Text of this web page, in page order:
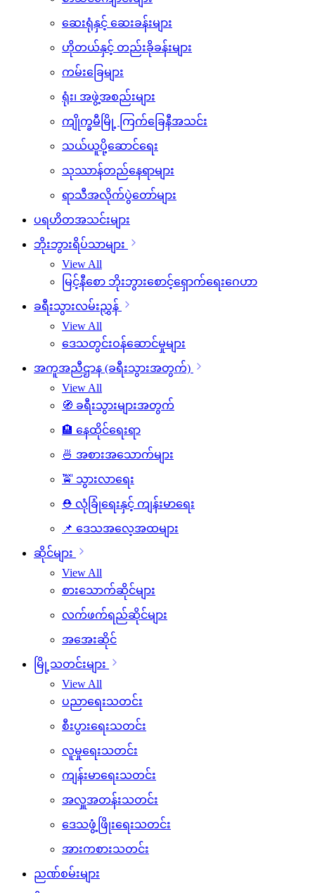
ဆေးရုံနှင့် ဆေးခန်းများ
ဟိုတယ်နှင့် တည်းခိုခန်းများ
ကမ်းခြေများ
ရုံး၊ အဖွဲ့အစည်းများ
ကျိုက္ခမီမြို့ ကြက်ခြေနီအသင်း
သယ်ယူပို့ဆောင်ရေး
သုဿာန်တည်နေရာများ
ရာသီအလိုက်ပွဲတော်များ
ပရဟိတအသင်းများ
ဘိုးဘွားရိပ်သာများ
View All
မြင့်နီစော ဘိုးဘွားစောင့်ရှောက်ရေးဂေဟာ
ခရီးသွားလမ်းညွှန်
View All
ဒေသတွင်းဝန်ဆောင်မှုများ
အကူအညီဌာန (ခရီးသွားအတွက်)
View All
🧭 ခရီးသွားများအတွက်
🏨 နေထိုင်ရေးရာ
🍜 အစားအသောက်များ
🚖 သွားလာရေး
⛑️ လုံခြုံရေးနှင့် ကျန်းမာရေး
📌 ဒေသအလေ့အထများ
ဆိုင်များ
View All
စားသောက်ဆိုင်များ
လက်ဖက်ရည်ဆိုင်များ
အအေးဆိုင်
မြို့သတင်းများ
View All
ပညာရေးသတင်း
စီးပွားရေးသတင်း
လူမှုရေးသတင်း
ကျန်းမာရေးသတင်း
အလှူအတန်းသတင်း
ဒေသဖွံ့ဖြိုးရေးသတင်း
အားကစားသတင်း
ညဏ်စမ်းများ